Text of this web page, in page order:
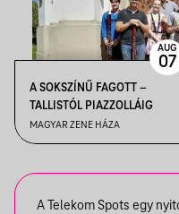
A SOKSZÍNŰ FAGOTT –
TALLISTÓL PIAZZOLLÁIG
MAGYAR ZENE HÁZA
AUG
07
A Telekom Spots egy